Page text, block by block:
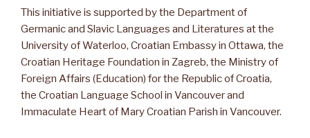
This initiative is supported by the Department of
Germanic and Slavic Languages and Literatures at the
University of Waterloo, Croatian Embassy in Ottawa, the
Croatian Heritage Foundation in Zagreb, the Ministry of
Foreign Affairs (Education) for the Republic of Croatia,
the Croatian Language School in Vancouver and
Immaculate Heart of Mary Croatian Parish in Vancouver.